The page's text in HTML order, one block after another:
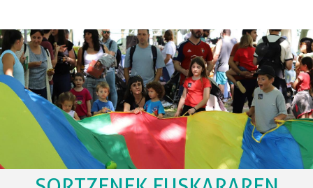
Normalizazio Plana (ENP) deituriko erreakzio bat
osatzen, zeinak hizkuntza hezkuntza komunitate osoan
normalizatuta egoteko helburua du. Horretarako
martxan jartzen ari garen alternatiba ezberdinak jorratu
eta hauek sistematizatuko dira, planteamendua
eraginkorra eta epe luzekoa izan dadin.
Horren baitan kokatzen dira pasaden hilabetean
Jauzi.eus eskolaz kanpoko bilatzaile digitaleko